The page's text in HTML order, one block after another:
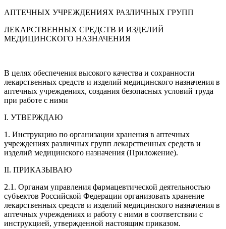
АПТЕЧНЫХ УЧРЕЖДЕНИЯХ РАЗЛИЧНЫХ ГРУПП
ЛЕКАРСТВЕННЫХ СРЕДСТВ И ИЗДЕЛИЙ
МЕДИЦИНСКОГО НАЗНАЧЕНИЯ
В целях обеспечения высокого качества и сохранности
лекарственных средств и изделий медицинского назначения в
аптечных учреждениях, создания безопасных условий труда
при работе с ними
I. УТВЕРЖДАЮ
1. Инструкцию по организации хранения в аптечных
учреждениях различных групп лекарственных средств и
изделий медицинского назначения (Приложение).
II. ПРИКАЗЫВАЮ
2.1. Органам управления фармацевтической деятельностью
субъектов Российской Федерации организовать хранение
лекарственных средств и изделий медицинского назначения в
аптечных учреждениях и работу с ними в соответствии с
инструкцией, утвержденной настоящим приказом.